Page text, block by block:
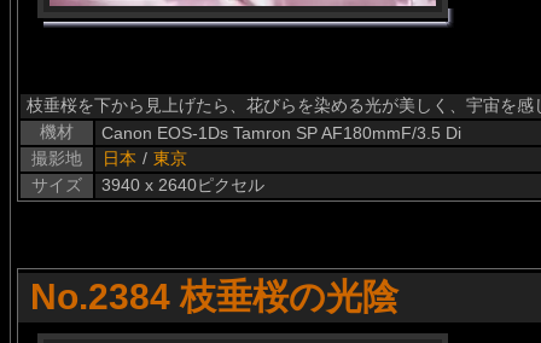
枝垂桜を下から見上げたら、花びらを染める光が美しく、宇宙を感
機材
Canon EOS-1Ds Tamron SP AF180mmF/3.5 Di
撮影地
日本 / 東京
サイズ
3940 x 2640ピクセル
No.2384 枝垂桜の光陰